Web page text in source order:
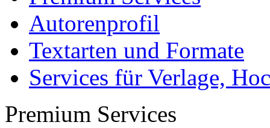
Autorenprofil
Textarten und Formate
Services für Verlage,
Premium Services